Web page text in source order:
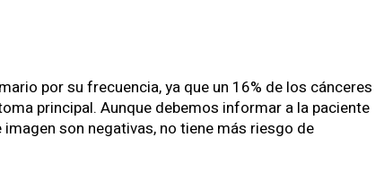
por su frecuencia, ya que un 16% de los cánceres
principal. Aunque debemos informar a la paciente
son negativas, no tiene más riesgo de